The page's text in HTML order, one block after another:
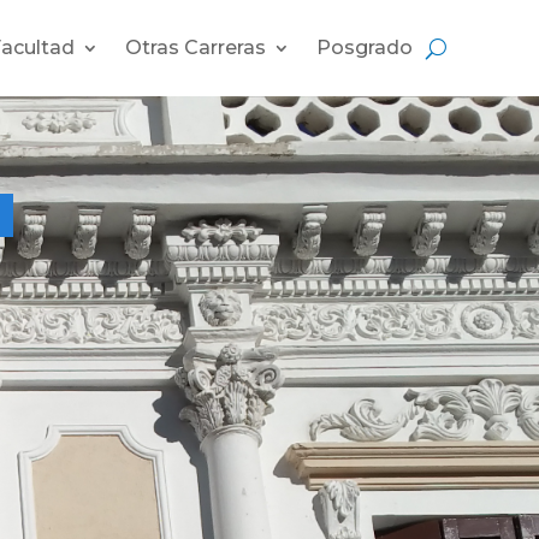
Otras Carreras Posgrado